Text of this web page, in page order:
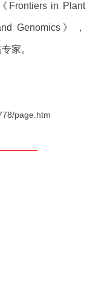
Frontiers in Plant
Genomics》，
家。
page.htm